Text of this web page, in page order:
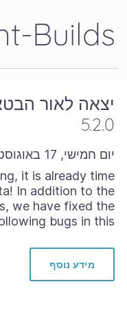
Builds
5.2.0
יום חמישי, 17 באוגוסט 2023
it is already time
In addition to the
we have fixed the
bugs in this …
מידע נוסף